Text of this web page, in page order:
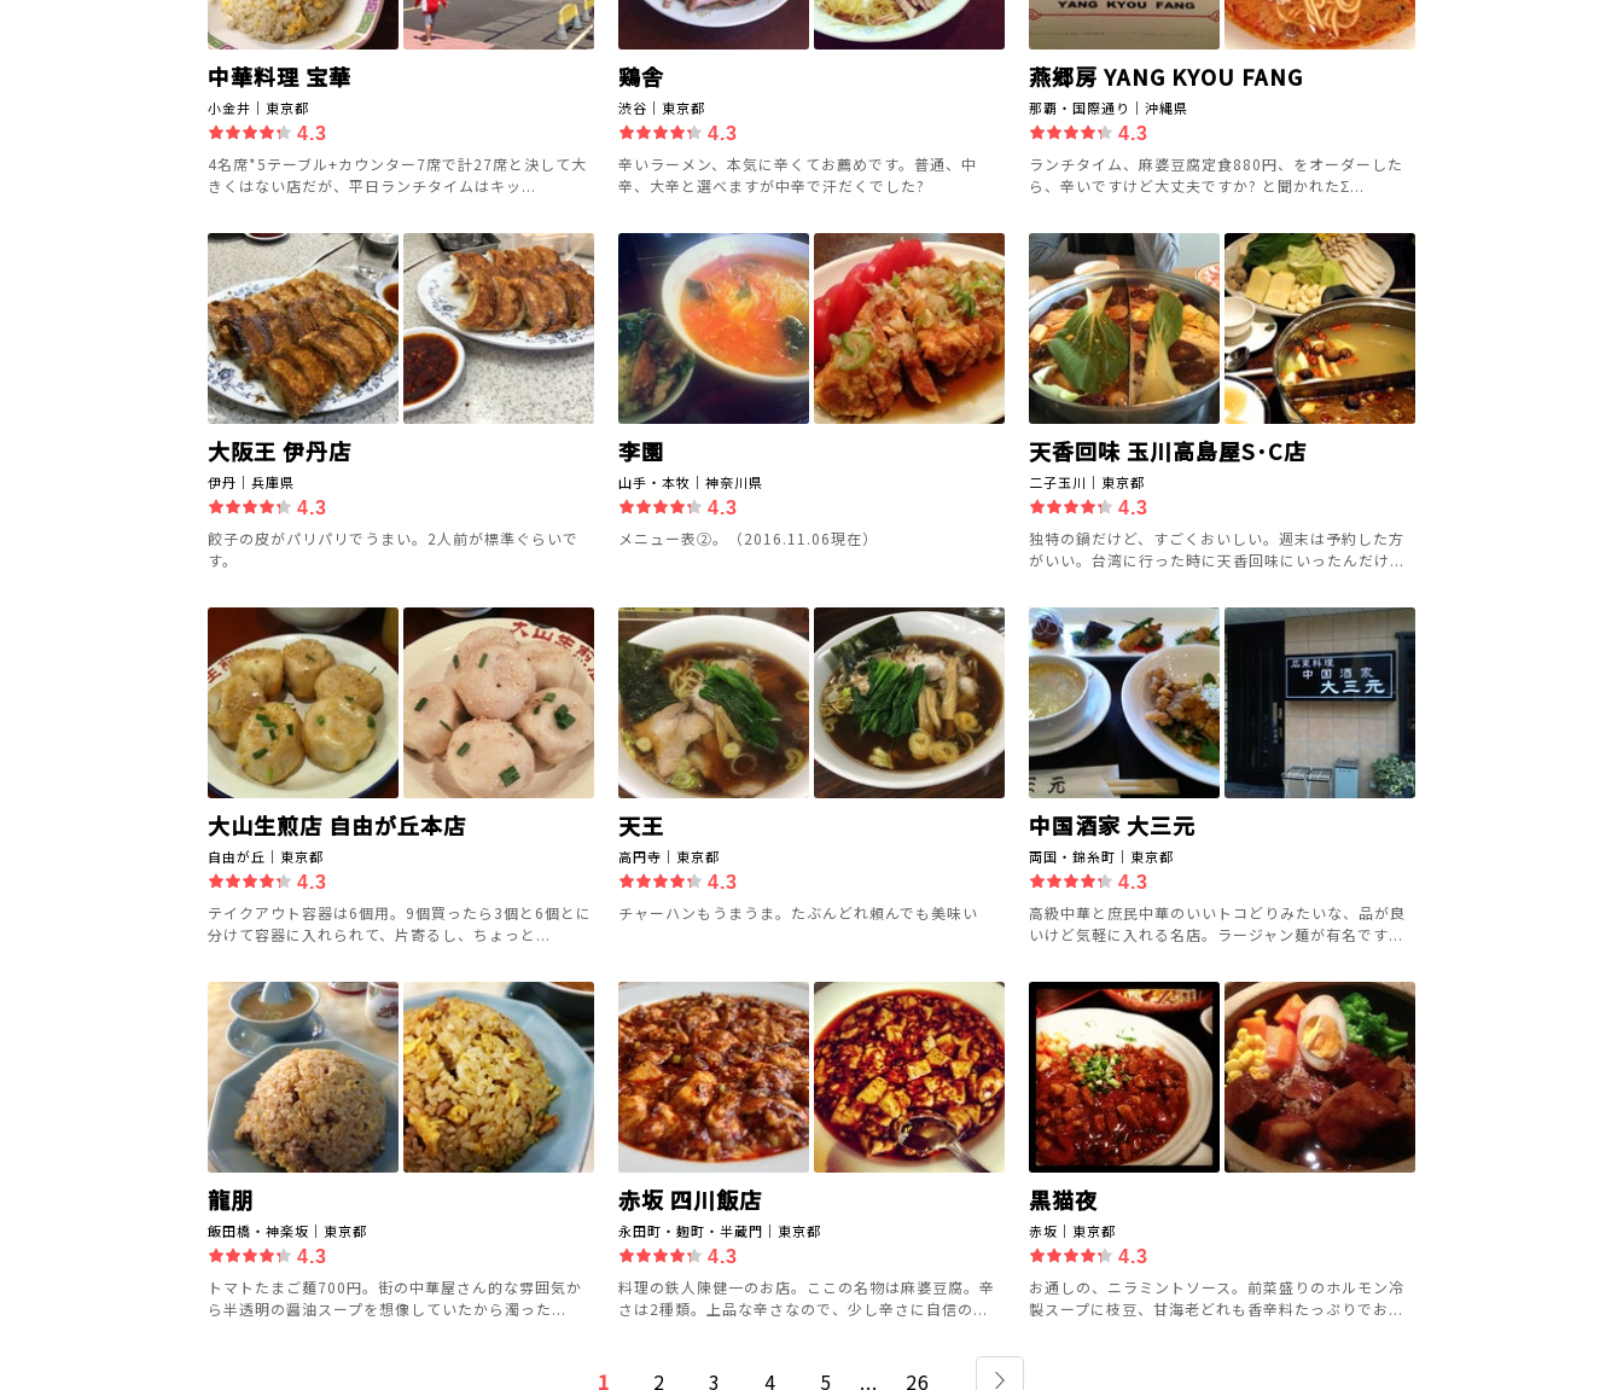
中華料理 宝華
小金井｜東京都
4.3
4名席*5テーブル+カウンター7席で計27席と決して大
きくはない店だが、平日ランチタイムはキッ...
鶏舎
渋谷｜東京都
4.3
辛いラーメン、本気に辛くてお薦めです。普通、中
辛、大辛と選べますが中辛で汗だくでした?
燕郷房 YANG KYOU FANG
那覇・国際通り｜沖縄県
4.3
ランチタイム、麻婆豆腐定食880円、をオーダーした
ら、辛いですけど大丈夫ですか? と聞かれたΣ...
大阪王 伊丹店
伊丹｜兵庫県
4.3
餃子の皮がパリパリでうまい。2人前が標準ぐらいで
す。
李園
山手・本牧｜神奈川県
4.3
メニュー表②。（2016.11.06現在）
天香回味 玉川高島屋S･C店
二子玉川｜東京都
4.3
独特の鍋だけど、すごくおいしい。週末は予約した方
がいい。台湾に行った時に天香回味にいったんだけ...
大山生煎店 自由が丘本店
自由が丘｜東京都
4.3
テイクアウト容器は6個用。9個買ったら3個と6個とに
分けて容器に入れられて、片寄るし、ちょっと...
天王
高円寺｜東京都
4.3
チャーハンもうまうま。たぶんどれ頼んでも美味い
中国酒家 大三元
両国・錦糸町｜東京都
4.3
高級中華と庶民中華のいいトコどりみたいな、品が良
いけど気軽に入れる名店。ラージャン麺が有名です...
龍朋
飯田橋・神楽坂｜東京都
4.3
トマトたまご麺700円。街の中華屋さん的な雰囲気か
ら半透明の醤油スープを想像していたから濁った...
赤坂 四川飯店
永田町・麹町・半蔵門｜東京都
4.3
料理の鉄人陳健一のお店。ここの名物は麻婆豆腐。辛
さは2種類。上品な辛さなので、少し辛さに自信の...
黒猫夜
赤坂｜東京都
4.3
お通しの、ニラミントソース。前菜盛りのホルモン冷
製スープに枝豆、甘海老どれも香辛料たっぷりでお...
1 2 3 4 5 ... 26